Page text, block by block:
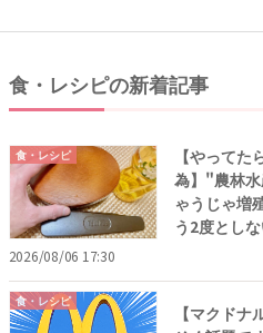
食・レシピの新着記事
食・レシピ
【やって
為】"農林
ゃうじゃ増
う2度としな
2026/08/06 17:30
食・レシピ
【マクド